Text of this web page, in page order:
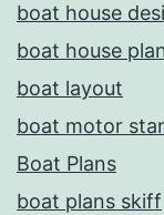
boat house
boat house
boat layout
boat motor
Boat Plans
boat plans skiff